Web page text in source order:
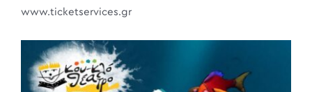
www.ticketservices.gr